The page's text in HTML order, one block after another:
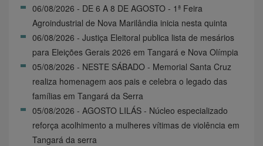
06/08/2026 - DE 6 A 8 DE AGOSTO - 1ª Feira
Agroindustrial de Nova Marilândia inicia nesta quinta
06/08/2026 - Justiça Eleitoral publica lista de mesários
para Eleições Gerais 2026 em Tangará e Nova Olímpia
05/08/2026 - NESTE SÁBADO - Memorial Santa Cruz
realiza homenagem aos pais e celebra o legado das
famílias em Tangará da Serra
05/08/2026 - AGOSTO LILÁS - Núcleo especializado
reforça acolhimento a mulheres vítimas de violência em
Tangará da serra